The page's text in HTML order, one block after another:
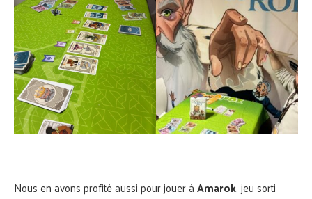
Nous en avons profité aussi pour jouer àAmarok, jeu sorti